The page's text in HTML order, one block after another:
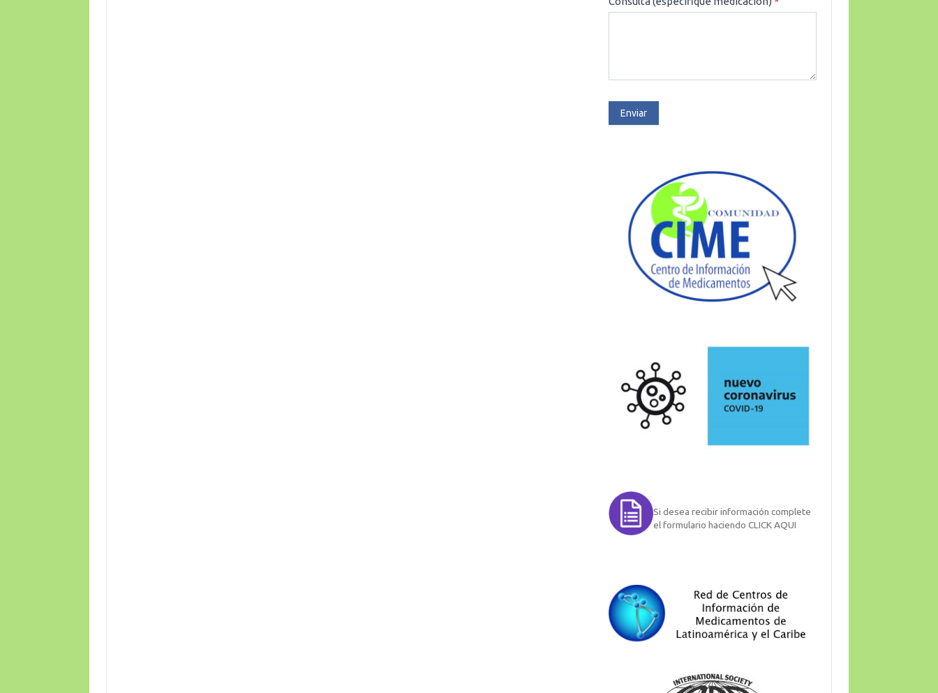
Enviar
Si desea recibir información complete
el formulario haciendo CLICK AQUI